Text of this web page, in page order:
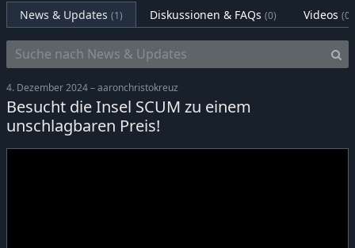
News & Updates (1) Diskussionen & FAQs (0) Videos (0)
4. Dezember 2024 – aaronchristokreuz
Besucht die Insel SCUM zu einem
unschlagbaren Preis!